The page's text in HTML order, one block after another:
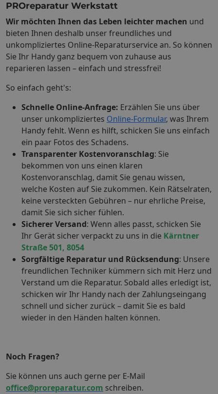
PROreparatur Werkstatt
Wir möchten Ihnen das Leben leichter machen und
bieten Ihnen deshalb unser freundliches und
unkompliziertes Online-Reparaturservice an. So können
Sie Ihr Handy ganz bequem von zuhause aus
reparieren lassen – einfach und stressfrei!
So einfach geht's:
Schnelle Online-Anfrage: Erzählen Sie uns über
unser unkompliziertes Online-Formular, was Ihrem
Handy fehlt. Wenn es hilft, schicken Sie uns einfach
ein paar Fotos des Schadens.
Transparenter Kostenvoranschlag: Sie
bekommen von uns einen klaren
Kostenvoranschlag, damit Sie genau wissen,
welche Kosten auf Sie zukommen. Kein Rätselraten,
keine versteckten Gebühren – nur ehrliche Preise,
damit Sie sich sicher fühlen.
Sicherer Versand: Wenn alles passt, schicken Sie
Ihr Gerät sicher verpackt zu uns in die Kärntner
Straße 501, 8054
Sorgfältige Reparatur und Rücksendung: Unsere
freundlichen Techniker kümmern sich mit Herz und
Verstand um die Reparatur. Sobald alles erledigt ist,
schicken wir Ihr Handy nach der Zahlungseingang
schnell und sicher zurück – damit Sie es bald
wieder in den Händen halten können.
Noch Fragen?
Sie können uns auch gerne per E-Mail
office@proreparatur.com schreiben.